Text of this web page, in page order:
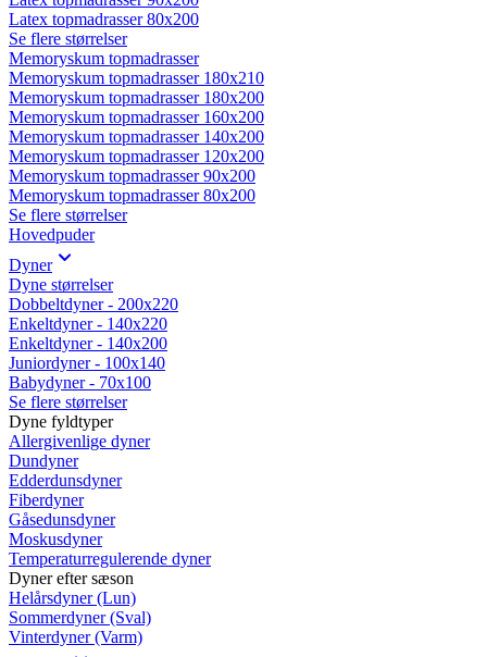
Latex topmadrasser 80x200
Se flere størrelser
Memoryskum topmadrasser
Memoryskum topmadrasser 180x210
Memoryskum topmadrasser 180x200
Memoryskum topmadrasser 160x200
Memoryskum topmadrasser 140x200
Memoryskum topmadrasser 120x200
Memoryskum topmadrasser 90x200
Memoryskum topmadrasser 80x200
Se flere størrelser
Hovedpuder
Dyner
Dyne størrelser
Dobbeltdyner - 200x220
Enkeltdyner - 140x220
Enkeltdyner - 140x200
Juniordyner - 100x140
Babydyner - 70x100
Se flere størrelser
Dyne fyldtyper
Allergivenlige dyner
Dundyner
Edderdunsdyner
Fiberdyner
Gåsedunsdyner
Moskusdyner
Temperaturregulerende dyner
Dyner efter sæson
Helårsdyner (Lun)
Sommerdyner (Sval)
Vinterdyner (Varm)